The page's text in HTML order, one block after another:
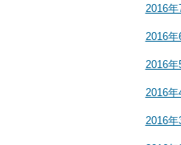
2016年
2016年
2016年
2016年
2016年